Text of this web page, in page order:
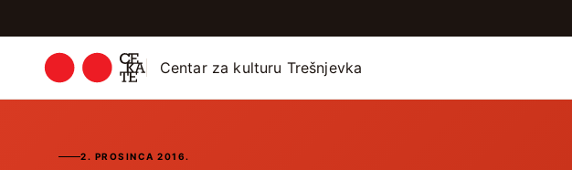
Centar za kulturu Trešnjevka
2. PROSINCA 2016.